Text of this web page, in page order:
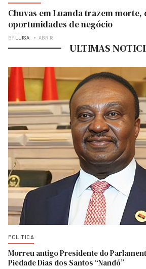
Chuvas em Luanda trazem morte,
oportunidades de negócio
BY LUISA ABR 18
ULTIMAS
POLITICA
Morreu antigo Presidente do
Piedade Dias dos Santos “Nandó”